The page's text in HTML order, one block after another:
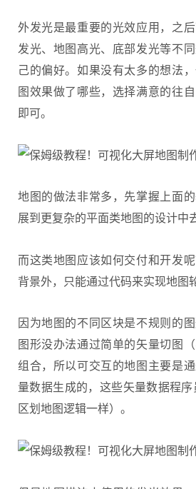
外发光是最重要的光效应用，之
发光、地图高光、底部发光等不
己的偏好。如果没有太多的想法
图效果做了哪些，选择满意的往
即可。
地图的做法非常多，先掌握上面
展到更复杂的平面类地图的设计中
而这类地图应该如何交付和开发
背景外，只能通过代码来实现地图
因为地图的不同区块是不规则的
图形没办法通过简单的矢量切图
组合，所以可交互的地图主要是
量数据生成的，这些矢量数据程
区划地图逻辑一样）。